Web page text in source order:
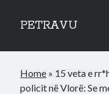
PETRAVU
Sidebar
Bank
Credit Cards
Home » 15 veta e
policit në Vlorë: Se